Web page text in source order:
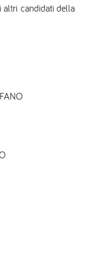
altri candidati della